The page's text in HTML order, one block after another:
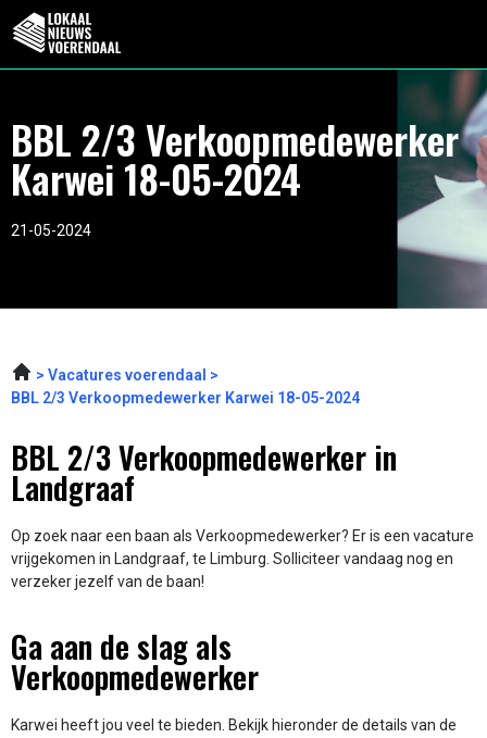
BBL 2/3 Verkoopmedewerker
Karwei 18-05-2024
21-05-2024
Vacatures voerendaal
BBL 2/3 Verkoopmedewerker Karwei 18-05-2024
BBL 2/3 Verkoopmedewerker in
Landgraaf
Op zoek naar een baan als Verkoopmedewerker? Er is een vacature
vrijgekomen in Landgraaf, te Limburg. Solliciteer vandaag nog en
verzeker jezelf van de baan!
Ga aan de slag als
Verkoopmedewerker
Karwei heeft jou veel te bieden. Bekijk hieronder de details van de